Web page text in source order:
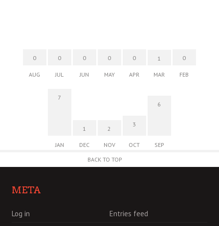
0
AUG
0
JUL
0
JUN
0
MAY
0
APR
1
MAR
0
FEB
7
JAN
1
DEC
2
NOV
3
OCT
6
SEP
BACK TO TOP
META
Log in
Entries feed